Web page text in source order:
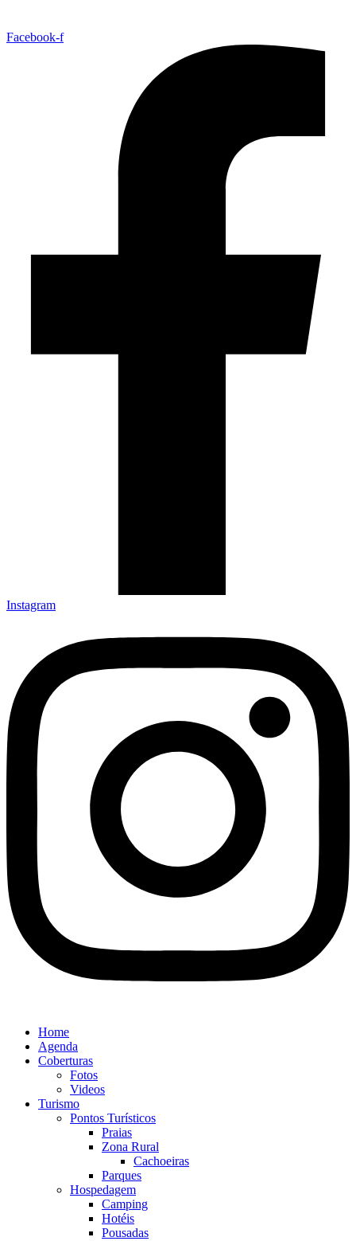
Facebook-f
Instagram
Home
Agenda
Coberturas
Fotos
Videos
Turismo
Pontos Turísticos
Praias
Zona Rural
Cachoeiras
Parques
Hospedagem
Camping
Hotéis
Pousadas